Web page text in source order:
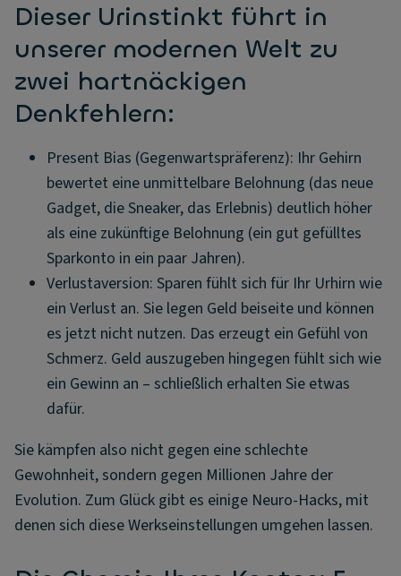
Dieser Urinstinkt führt in
unserer modernen Welt zu
zwei hartnäckigen
Denkfehlern:
Present Bias (Gegenwartspräferenz): Ihr Gehirn
bewertet eine unmittelbare Belohnung (das neue
Gadget, die Sneaker, das Erlebnis) deutlich höher
als eine zukünftige Belohnung (ein gut gefülltes
Sparkonto in ein paar Jahren).
Verlustaversion: Sparen fühlt sich für Ihr Urhirn wie
ein Verlust an. Sie legen Geld beiseite und können
es jetzt nicht nutzen. Das erzeugt ein Gefühl von
Schmerz. Geld auszugeben hingegen fühlt sich wie
ein Gewinn an – schließlich erhalten Sie etwas
dafür.
Sie kämpfen also nicht gegen eine schlechte
Gewohnheit, sondern gegen Millionen Jahre der
Evolution. Zum Glück gibt es einige Neuro-Hacks, mit
denen sich diese Werkseinstellungen umgehen lassen.